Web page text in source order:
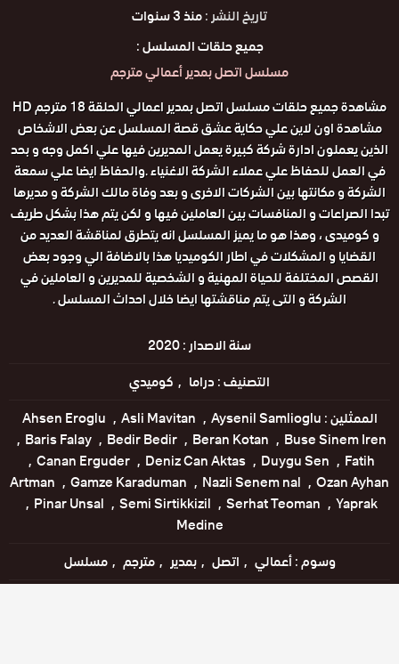
تاريخ النشر :منذ 3 سنوات
جميع حلقات المسلسل :
مسلسل اتصل بمدير أعمالي مترجم
مشاهدة جميع حلقات مسلسل اتصل بمدير اعمالي الحلقة 18 مترجم HD
مشاهدة اون لاين علي حكاية عشق قصة المسلسل عن بعض الاشخاص
الذين يعملون ادارة شركة كبيرة يعمل المديرين فيها علي اكمل وجه و بحد
في العمل للحفاظ علي عملاء الشركة الاغنياء .والحفاظ ايضا علي سمعة
الشركة و مكانتها بين الشركات الاخرى و بعد وفاة مالك الشركة و مديرها
تبدا الصراعات و المنافسات بين العاملين فيها و لكن يتم هذا بشكل طريف
و كوميدى ، وهذا هو ما يميز المسلسل انه يتطرق لمناقشة العديد من
القضايا و المشكلات في اطار الكوميديا هذا بالاضافة الي وجود بعض
القصص المختلفة للحياة المهنية و الشخصية للمديرين و العاملين في
الشركة و التى يتم مناقشتها ايضا خلال احداث المسلسل .
سنة الاصدار :2020
التصنيف :دراما
كوميدي
الممثلين :
Ahsen Eroglu Asli Mavitan
Aysenil Samlioglu
Baris Falay
Bedir Bedir Beran Kotan
Buse Sinem Iren
Canan Erguder
Deniz Can Aktas Duygu Sen
Fatih
Artman
Gamze Karaduman Nazli Senem nal
Ozan Ayhan
Pinar Unsal
Semi Sirtikkizil Serhat Teoman
Yaprak
Medine
وسوم :أعمالي اتصل بمدير مترجم
مسلسل